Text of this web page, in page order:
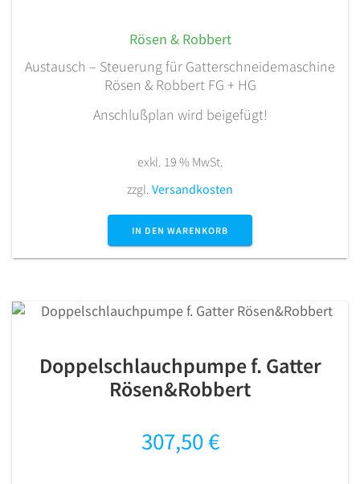
Rösen & Robbert
Austausch – Steuerung für Gatterschneidemaschine
Rösen & Robbert FG + HG
Anschlußplan wird beigefügt!
exkl. 19 % MwSt.
zzgl. Versandkosten
IN DEN WARENKORB
Doppelschlauchpumpe f. Gatter
Rösen&Robbert
307,50€